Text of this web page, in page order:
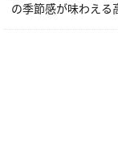
の季節感が味わえる